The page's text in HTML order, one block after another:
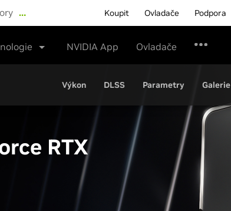
… Koupit Ovladače Podpora
NVIDIA App Ovladače
Výkon DLSS Parametry Galerie
RTX